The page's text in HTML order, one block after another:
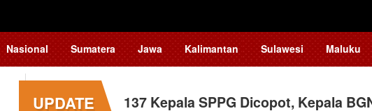
Nasional Sumatera Jawa Kalimantan Sulawesi Maluku
UPDATE
137 Kepala SPPG Dicopot, Kepala